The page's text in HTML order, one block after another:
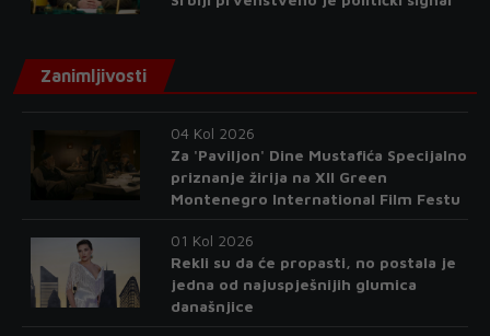
Zanimljivosti
04 Kol 2026
Za 'Paviljon' Dine Mustafića Specijalno
priznanje žirija na XII Green
Montenegro International Film Festu
01 Kol 2026
Rekli su da će propasti, no postala je
jedna od najuspješnijih glumica
današnjice